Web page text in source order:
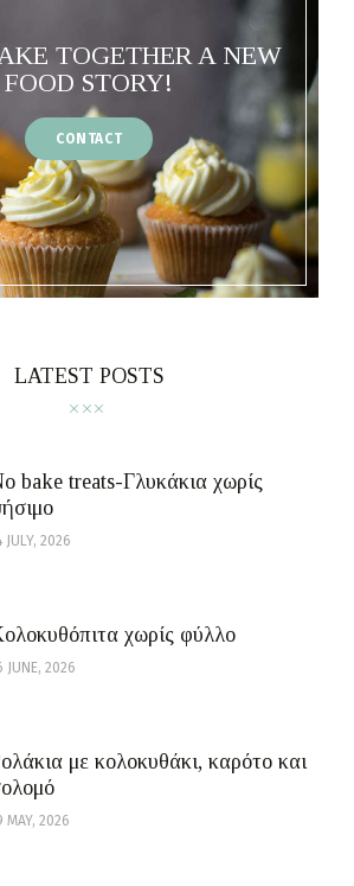
TOGETHER A NEW
FOOD STORY!
CONTACT
LATEST POSTS
bake treats-Γλυκάκια χωρίς
JULY, 2026
χωρίς φύλλο
JUNE, 2026
με κολοκυθάκι, καρότο και
MAY, 2026